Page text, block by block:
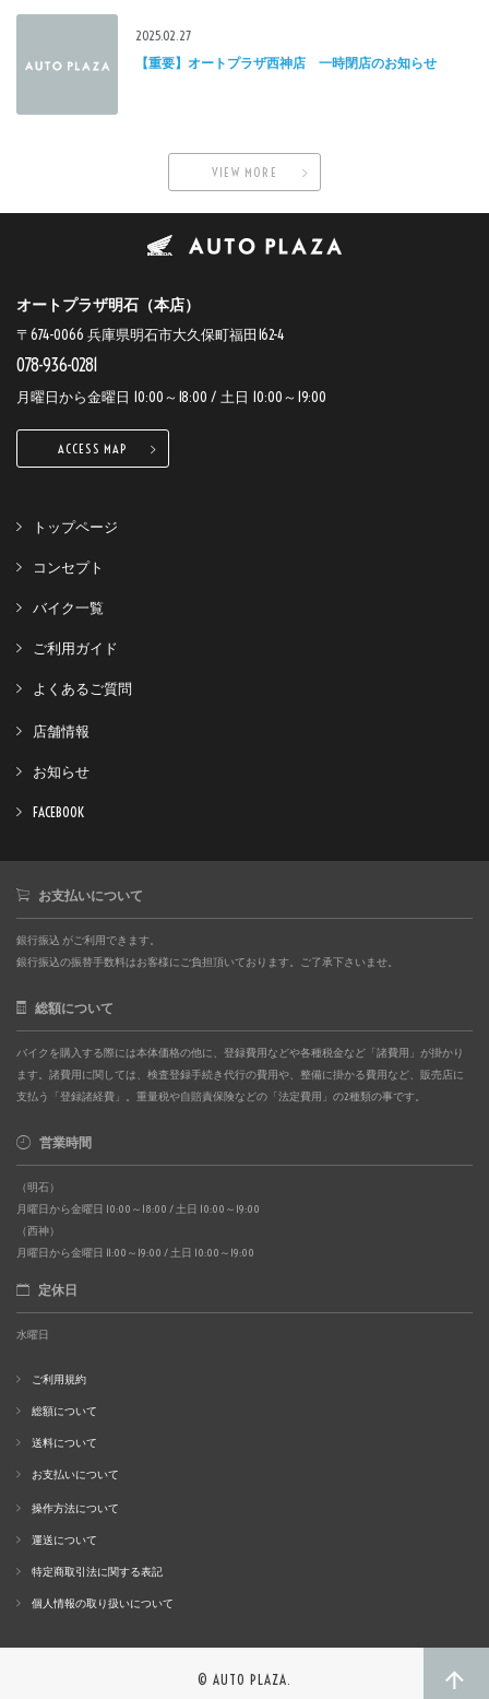
2025.02.27
【重要】オートプラザ西神店 一時閉店のお知らせ
VIEW MORE
オートプラザ明石（本店）
〒674-0066 兵庫県明石市大久保町福田162-4
078-936-0281
月曜日から金曜日 10:00～18:00 / 土日 10:00～19:00
ACCESS MAP
トップページ
コンセプト
バイク一覧
ご利用ガイド
よくあるご質問
店舗情報
お知らせ
FACEBOOK
お支払いについて
銀行振込 がご利用できます。
銀行振込の振替手数料はお客様にご負担頂いております。ご了承下さいませ。
総額について
バイクを購入する際には本体価格の他に、登録費用などや各種税金など「諸費用」が掛かり
ます。諸費用に関しては、検査登録手続き代行の費用や、整備に掛かる費用など、販売店に
支払う「登録諸経費」。重量税や自賠責保険などの「法定費用」の2種類の事です。
営業時間
（明石）
月曜日から金曜日 10:00～18:00 / 土日 10:00～19:00
（西神）
月曜日から金曜日 11:00～19:00 / 土日 10:00～19:00
定休日
水曜日
ご利用規約
総額について
送料について
お支払いについて
操作方法について
運送について
特定商取引法に関する表記
個人情報の取り扱いについて
© AUTO PLAZA.